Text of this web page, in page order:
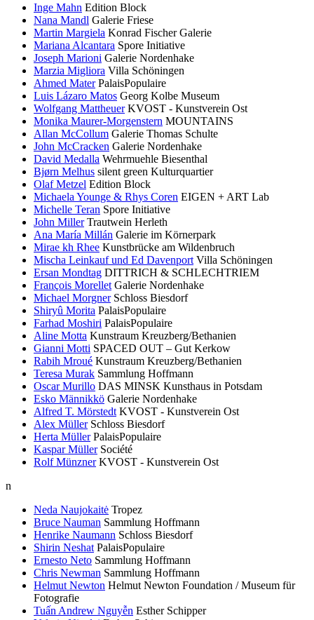
Inge Mahn Edition Block
Nana Mandl Galerie Friese
Martin Margiela Konrad Fischer Galerie
Mariana Alcantara Spore Initiative
Joseph Marioni Galerie Nordenhake
Marzia Migliora Villa Schöningen
Ahmed Mater PalaisPopulaire
Luis Lázaro Matos Georg Kolbe Museum
Wolfgang Mattheuer KVOST - Kunstverein Ost
Monika Maurer-Morgenstern MOUNTAINS
Allan McCollum Galerie Thomas Schulte
John McCracken Galerie Nordenhake
David Medalla Wehrmuehle Biesenthal
Bjørn Melhus silent green Kulturquartier
Olaf Metzel Edition Block
Michaela Younge & Rhys Coren EIGEN + ART Lab
Michelle Teran Spore Initiative
John Miller Trautwein Herleth
Ana María Millán Galerie im Körnerpark
Mirae kh Rhee Kunstbrücke am Wildenbruch
Mischa Leinkauf und Ed Davenport Villa Schöningen
Ersan Mondtag DITTRICH & SCHLECHTRIEM
François Morellet Galerie Nordenhake
Michael Morgner Schloss Biesdorf
Shiryû Morita PalaisPopulaire
Farhad Moshiri PalaisPopulaire
Aline Motta Kunstraum Kreuzberg/Bethanien
Gianni Motti SPACED OUT – Gut Kerkow
Rabih Mroué Kunstraum Kreuzberg/Bethanien
Teresa Murak Sammlung Hoffmann
Oscar Murillo DAS MINSK Kunsthaus in Potsdam
Esko Männikkö Galerie Nordenhake
Alfred T. Mörstedt KVOST - Kunstverein Ost
Alex Müller Schloss Biesdorf
Herta Müller PalaisPopulaire
Kaspar Müller Société
Rolf Münzner KVOST - Kunstverein Ost
n
Neda Naujokaitė Tropez
Bruce Nauman Sammlung Hoffmann
Henrike Naumann Schloss Biesdorf
Shirin Neshat PalaisPopulaire
Ernesto Neto Sammlung Hoffmann
Chris Newman Sammlung Hoffmann
Helmut Newton Helmut Newton Foundation / Museum für
Fotografie
Tuấn Andrew Nguyễn Esther Schipper